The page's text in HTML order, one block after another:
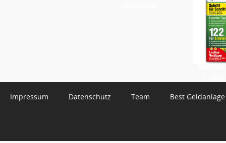
Impressum Datenschutz Team Best Geldanlage